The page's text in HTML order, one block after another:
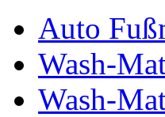
Auto
Wash-
Wash-